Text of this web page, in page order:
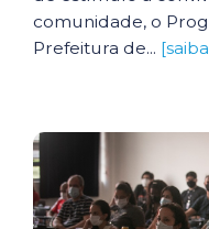
comunidade, o
Prefeitura de...